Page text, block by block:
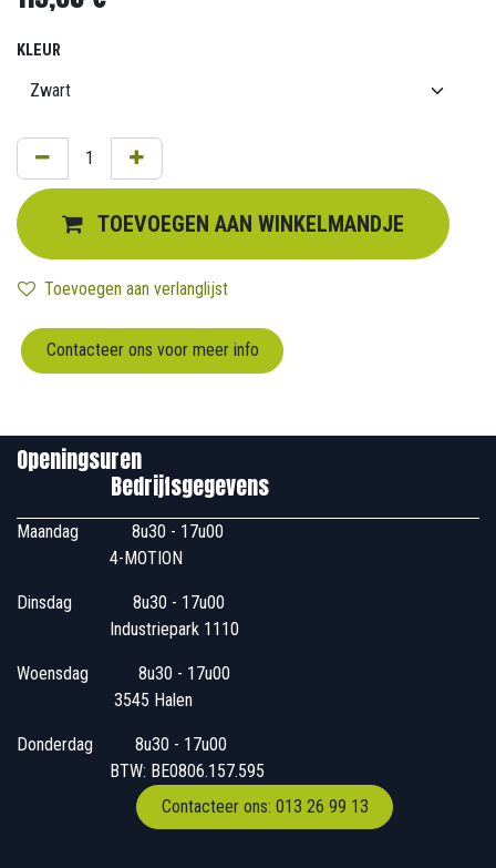
KLEUR
TOEVOEGEN AAN WINKELMANDJE
Toevoegen aan verlanglijst
Contacteer ons voor meer info
Openingsuren
Bedrijfsgegevens
Maandag
​8u30 - 17u00
4-MOTION
Dinsdag
​8u30 - 17u00
Industriepark 1110
Woensdag
​​​ 8u30 - 17u00
3545 Halen
Donderdag
​​8u30 - 17u00
BTW: BE0806.157.595
Contacteer ons: 013 26 99 13